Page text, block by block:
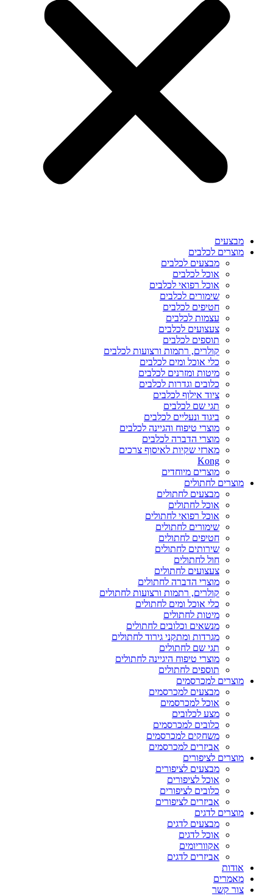
מבצעים
מוצרים לכלבים
מבצעים לכלבים
אוכל לכלבים
אוכל רפואי לכלבים
שימורים לכלבים
חטיפים לכלבים
עצמות לכלבים
צעצועים לכלבים
תוספים לכלבים
קולרים, רתמות ורצועות לכלבים
כלי אוכל ומים לכלבים
מיטות ומזרנים לכלבים
כלובים וגדרות לכלבים
ציוד אילוף לכלבים
תגי שם לכלבים
ביגוד ונעליים לכלבים
מוצרי טיפוח והגיינה לכלבים
מוצרי הדברה לכלבים
מארזי שקיות לאיסוף צרכים
Kong
מוצרים מיוחדים
מוצרים לחתולים
מבצעים לחתולים
אוכל לחתולים
אוכל רפואי לחתולים
שימורים לחתולים
חטיפים לחתולים
שירותים לחתולים
חול לחתולים
צעצועים לחתולים
מוצרי הדברה לחתולים
קולרים, רתמות ורצועות לחתולים
כלי אוכל ומים לחתולים
מיטות לחתולים
מנשאים וכלובים לחתולים
מגרדות ומתקני גירוד לחתולים
תגי שם לחתולים
מוצרי טיפוח היגיינה לחתולים
תוספים לחתולים
מוצרים למכרסמים
מבצעים למכרסמים
אוכל למכרסמים
מצע לכלובים
כלובים למכרסמים
משחקים למכרסמים
אביזרים למכרסמים
מוצרים לציפורים
מבצעים לציפורים
אוכל לציפורים
כלובים לציפורים
אביזרים לציפורים
מוצרים לדגים
מבצעים לדגים
אוכל לדגים
אקווריומים
אביזרים לדגים
אודות
מאמרים
צור קשר